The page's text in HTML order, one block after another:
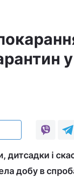
у
дитсадки і
добу в